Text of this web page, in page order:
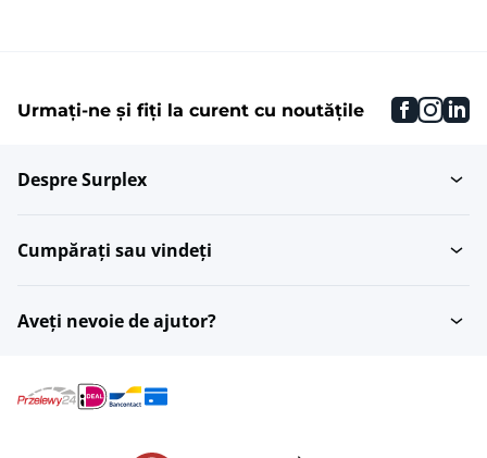
Urmați-ne și fiți la curent cu noutățile
Despre Surplex
Cumpărați sau vindeți
Aveți nevoie de ajutor?